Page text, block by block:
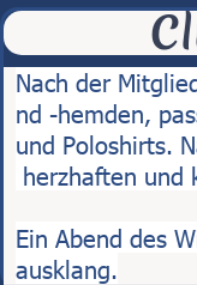
Nach der
nd -hemden,
und Poloshirts.
herzhaften und
Ein Abend des
ausklang.